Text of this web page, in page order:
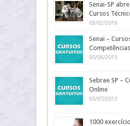
Senai-SP
Cursos
03/02/2016
Senai –
05/06/2015
Sebrae SP –
Online
05/07/2013
1000